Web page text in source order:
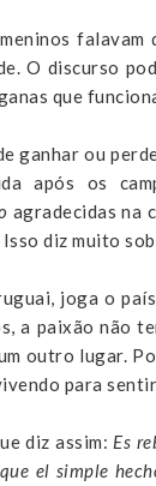
falavam
O discurso
que
ganhar ou
após os
agradecidas na
diz muito
joga o
a paixão não
outro lugar.
para
diz assim: Es
el simple